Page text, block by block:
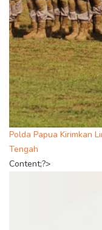
Polda Papua Kirimkan
Tengah
Content;?>